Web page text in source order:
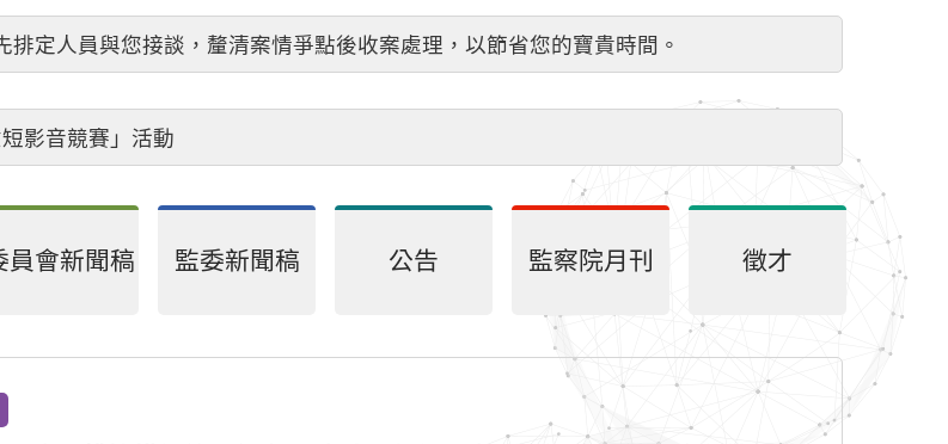
定人員與您接談，釐清案情爭點後收案處理，以節省您的寶貴時間。
影音競賽」活動
員會新聞稿 監委新聞稿 公告 監察院月刊 徵才